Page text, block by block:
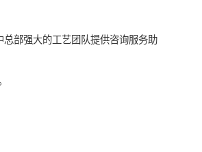
总部强大的工艺团队提供咨询服务助